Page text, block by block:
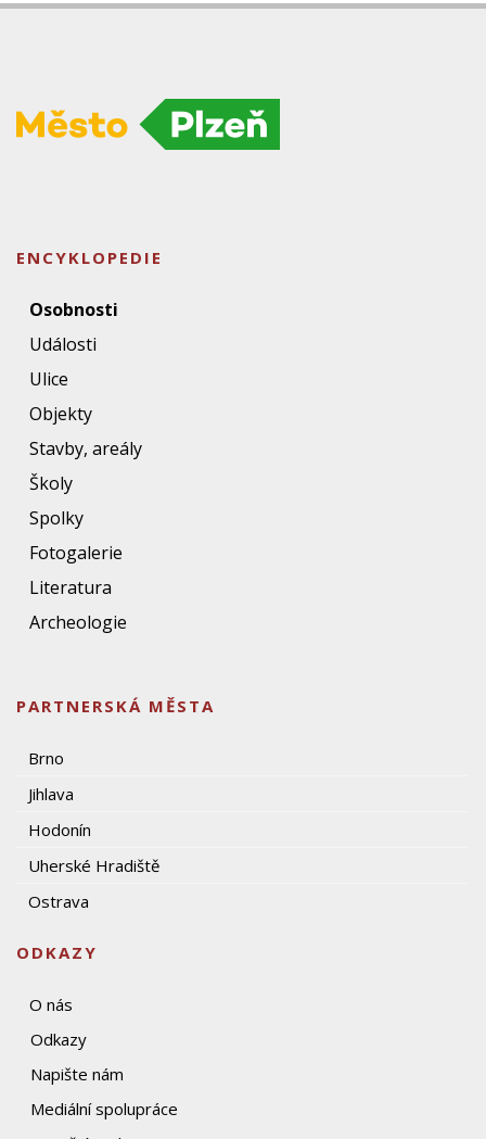
ENCYKLOPEDIE
Osobnosti
Události
Ulice
Objekty
Stavby, areály
Školy
Spolky
Fotogalerie
Literatura
Archeologie
PARTNERSKÁ MĚSTA
Brno
Jihlava
Hodonín
Uherské Hradiště
Ostrava
ODKAZY
O nás
Odkazy
Napište nám
Mediální spolupráce